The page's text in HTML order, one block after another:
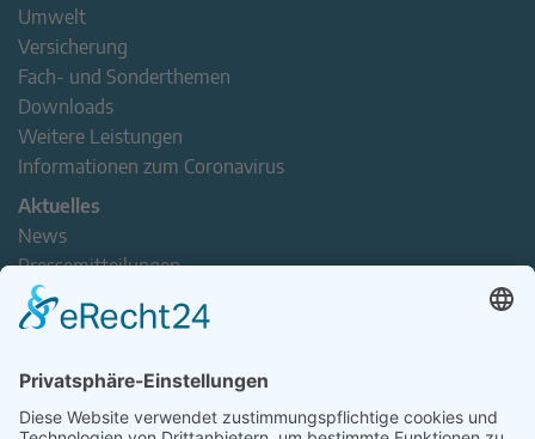
Umwelt
Versicherung
Fach- und Sonderthemen
Downloads
Weitere Leistungen
Informationen zum Coronavirus
Aktuelles
News
Pressemitteilungen
Newsletter
Handel(n) im Norden – Mitgliederjournal
Verband erleben
Der Tag des Norddeutschen Handels